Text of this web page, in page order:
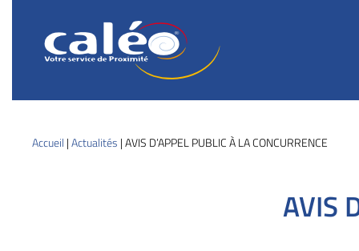
Caléo
Guebwiller
Votre
proximité
Accueil |Actualités |AVIS D’APPEL PUBLIC À LA CONCURRENCE
AVIS